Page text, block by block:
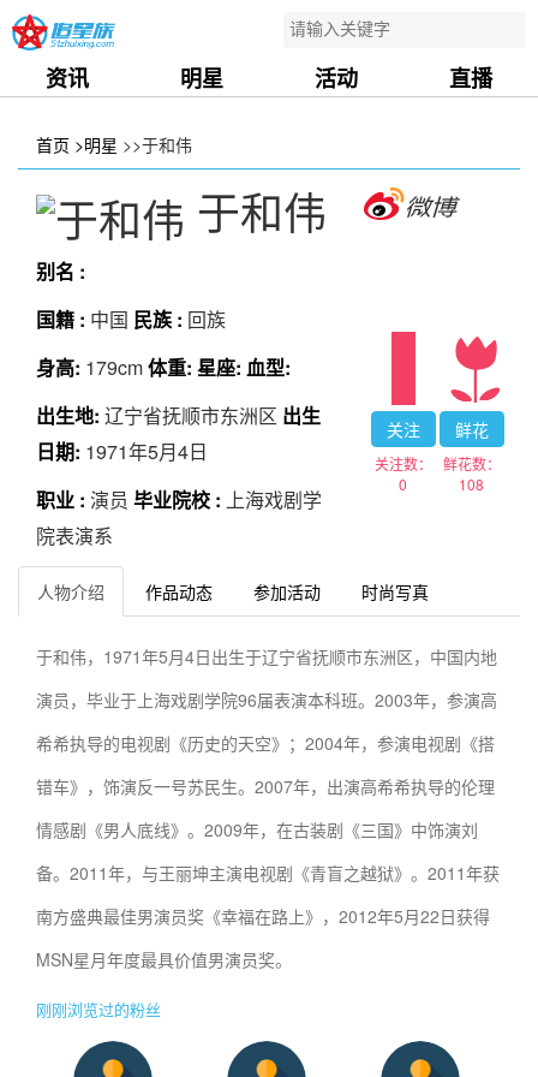
资讯 明星 活动 直播
首页 >明星 >>于和伟
于和伟
别名 :
国籍 : 中国 民族 : 回族
身高: 179cm体重: 星座: 血型:
出生地: 辽宁省抚顺市东洲区 出生
日期: 1971年5月4日
职业 : 演员 毕业院校 : 上海戏剧学
院表演系
关注
关注数：
0
鲜花
鲜花数：
108
人物介绍 作品动态 参加活动 时尚写真
于和伟，1971年5月4日出生于辽宁省抚顺市东洲区，中国内地
演员，毕业于上海戏剧学院96届表演本科班。2003年，参演高
希希执导的电视剧《历史的天空》；2004年，参演电视剧《搭
错车》，饰演反一号苏民生。2007年，出演高希希执导的伦理
情感剧《男人底线》。2009年，在古装剧《三国》中饰演刘
备。2011年，与王丽坤主演电视剧《青盲之越狱》。2011年获
南方盛典最佳男演员奖《幸福在路上》，2012年5月22日获得
MSN星月年度最具价值男演员奖。
刚刚浏览过的粉丝